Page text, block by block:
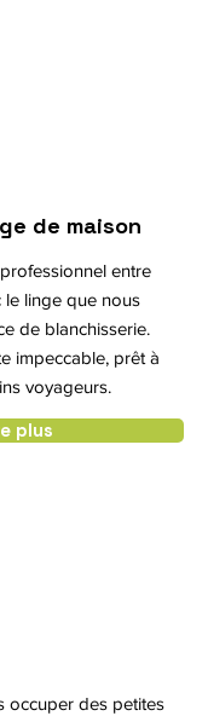
de maison
entre
le linge que nous
de blanchisserie.
impeccable, prêt à
voyageurs.
plus
occuper des petites